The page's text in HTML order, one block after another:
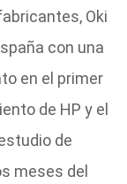
Oki
con una
en el primer
de HP y el
de
meses del